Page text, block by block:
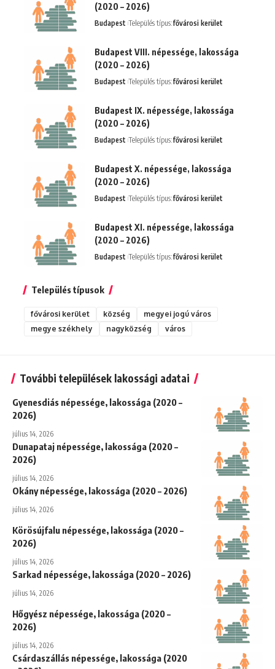
(2020 – 2026)
Budapest Település típus:fővárosi kerület
Budapest VIII. népessége, lakossága
(2020 – 2026)
Budapest Település típus:fővárosi kerület
Budapest IX. népessége, lakossága
(2020 – 2026)
Budapest Település típus:fővárosi kerület
Budapest X. népessége, lakossága
(2020 – 2026)
Budapest Település típus:fővárosi kerület
Budapest XI. népessége, lakossága
(2020 – 2026)
Budapest Település típus:fővárosi kerület
Település típusok
fővárosi kerület község
megyei jogú város
megye székhely
nagyközség város
További települések lakossági adatai
Gyenesdiás népessége, lakossága (2020 –
2026)
július 14, 2026
Dunapataj népessége, lakossága (2020 –
2026)
július 14, 2026
Okány népessége, lakossága (2020 – 2026)
július 14, 2026
Körösújfalu népessége, lakossága (2020 –
2026)
július 14, 2026
Sarkad népessége, lakossága (2020 – 2026)
július 14, 2026
Hőgyész népessége, lakossága (2020 –
2026)
július 14, 2026
Csárdaszállás népessége, lakossága (2020